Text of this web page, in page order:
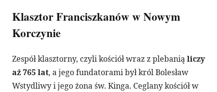
Klasztor Franciszkanów w Nowym
Korczynie
Zespół klasztorny, czyli kościół wraz z plebaniąliczy
aż 765 lat, a jego fundatorami był król Bolesław
Wstydliwy i jego żona św. Kinga. Ceglany kościół w